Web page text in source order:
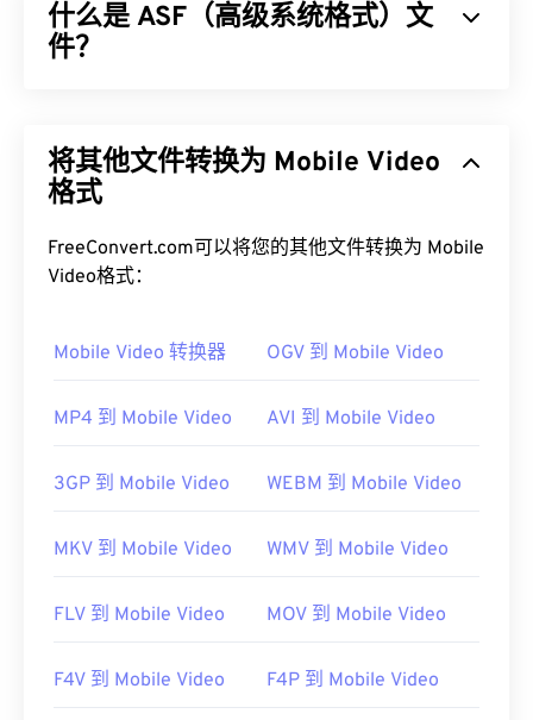
什么是 ASF（高级系统格式）文
件？
式，并使其独立于系统和协议。它支持章节、字幕、
副标题、元数据标签、流媒体和硬件播放器，但不支
如何打开 ASF 文件？
者，VLC Media Player
也是不错的选择。请注意，
示为 ASF 文件的文件扩展名。
首次发行：1995年
有用的链接：
https://docs.microsoft.com/en-
asf-format
将其他文件转换为 Mobile Video
格式
FreeConvert.com可以将您的其他文件转换为 Mobile
Video格式：
Mobile Video 转换器 OGV 到 Mobile Video
MP4 到 Mobile Video AVI 到 Mobile Video
3GP 到 Mobile Video WEBM 到 Mobile Video
MKV 到 Mobile Video WMV 到 Mobile Video
FLV 到 Mobile Video MOV 到 Mobile Video
F4V 到 Mobile Video F4P 到 Mobile Video